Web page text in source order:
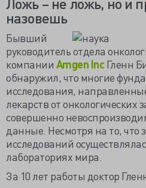
назовешь
Бывший
руководитель отдела
компании Amgen Inc Гленн
обнаружил, что многие
исследования,
лекарств от онкологических
совершенно
данные. Несмотря на то, что
исследований
лабораториях мира.
За 10 лет работы доктор